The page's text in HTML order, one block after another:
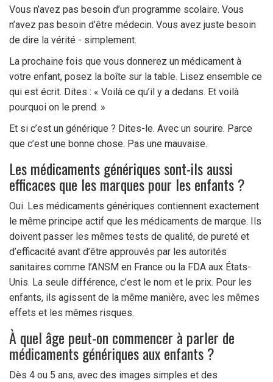
Vous n’avez pas besoin d’un programme scolaire. Vous
n’avez pas besoin d’être médecin. Vous avez juste besoin
de dire la vérité - simplement.
La prochaine fois que vous donnerez un médicament à
votre enfant, posez la boîte sur la table. Lisez ensemble ce
qui est écrit. Dites : « Voilà ce qu’il y a dedans. Et voilà
pourquoi on le prend. »
Et si c’est un générique ? Dites-le. Avec un sourire. Parce
que c’est une bonne chose. Pas une mauvaise.
Les médicaments génériques sont-ils aussi
efficaces que les marques pour les enfants ?
Oui. Les médicaments génériques contiennent exactement
le même principe actif que les médicaments de marque. Ils
doivent passer les mêmes tests de qualité, de pureté et
d’efficacité avant d’être approuvés par les autorités
sanitaires comme l’ANSM en France ou la FDA aux États-
Unis. La seule différence, c’est le nom et le prix. Pour les
enfants, ils agissent de la même manière, avec les mêmes
effets et les mêmes risques.
À quel âge peut-on commencer à parler de
médicaments génériques aux enfants ?
Dès 4 ou 5 ans, avec des images simples et des